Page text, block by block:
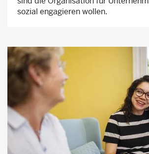
sozial engagieren wollen.